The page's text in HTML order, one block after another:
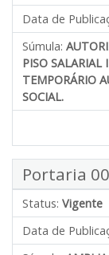
Data de
Súmula:
PISO SALARIAL
TEMPORÁRIO
SOCIAL.
Portaria
Status: Vigente
Data de